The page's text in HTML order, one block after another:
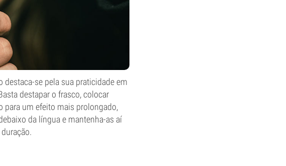
se pela sua praticidade em
destapar o frasco, colocar
para um efeito mais prolongado,
da língua e mantenha-as aí